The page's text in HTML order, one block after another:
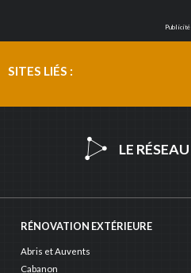
Publicité
SITES LIÉS :
LE RÉSEAU
RÉNOVATION EXTÉRIEURE
Abris et Auvents
Cabanon